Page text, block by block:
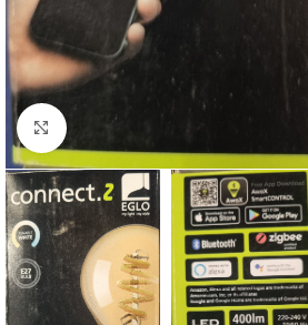
Click to enlarge